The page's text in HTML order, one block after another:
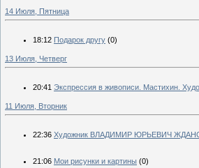
14 Июля, Пятница
18:12 Подарок другу (0)
13 Июля, Четверг
20:41 Экспрессия в живописи. Мастихин.
11 Июля, Вторник
22:36 Художник ВЛАДИМИР ЮРЬЕВИЧ
21:06 Мои рисунки и картины (0)